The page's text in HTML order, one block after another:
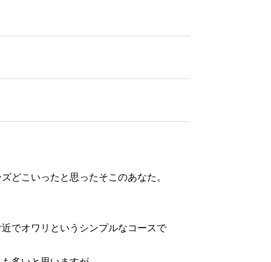
どこいったと思ったそこのあなた。
でオワリというシンプルなコースで